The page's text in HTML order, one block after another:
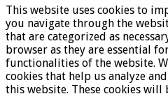
This website uses cookies to
you navigate through the
that are categorized as
browser as they are essential
functionalities of the website.
cookies that help us analyze
this website. These cookies